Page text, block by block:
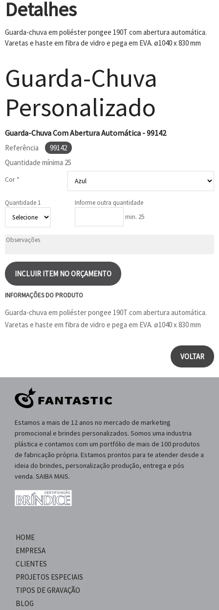
Detalhes
Guarda-chuva em poliéster pongee 190T com abertura automática.
Varetas e haste em fibra de vidro e pega em EVA. ø1040 x 830 mm
Guarda-Chuva
Personalizado
Guarda-Chuva Com Abertura Automática - 99142
Referência
99142
Quantidade mínima 25
Cor *
Quantidade 1
Informe outra quantidade
min. 25
INCLUIR ITEM NO ORÇAMENTO
INFORMAÇÕES DO PRODUTO
Guarda-chuva em poliéster pongee 190T com abertura automática.
Varetas e haste em fibra de vidro e pega em EVA. ø1040 x 830 mm
VOLTAR
Estamos a mais de 12 anos no mercado de marketing
promocional e brindes personalizados. Somos uma industria
plástica e contamos com um portfólio de mais de 100 produtos
de fabricação própria. Estamos prontos para te atender desde a
ideia do brindes, personalização produção, entrega e pós
venda. SAIBA MAIS.
HOME
EMPRESA
CLIENTES
PROJETOS ESPECIAIS
TIPOS DE GRAVAÇÃO
BLOG